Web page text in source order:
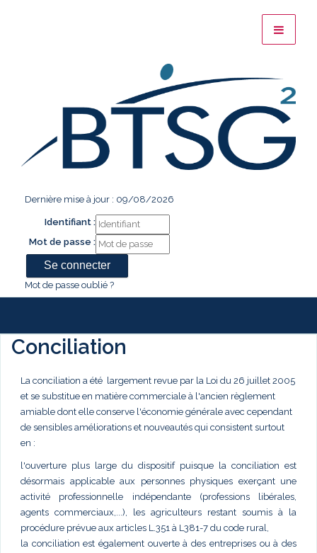
Dernière mise à jour : 09/08/2026
Identifiant :
Mot de passe :
Mot de passe oublié ?
Conciliation
La conciliation a été largement revue par la Loi du 26 juillet 2005
et se substitue en matière commerciale à l'ancien règlement
amiable dont elle conserve l'économie générale avec cependant
de sensibles améliorations et nouveautés qui consistent surtout
en :
l'ouverture plus large du dispositif puisque la conciliation est
désormais applicable aux personnes physiques exerçant une
activité professionnelle indépendante (professions libérales,
agents commerciaux,...), les agriculteurs restant soumis à la
procédure prévue aux articles L.351 à L381-7 du code rural,
la conciliation est également ouverte à des entreprises ou à des